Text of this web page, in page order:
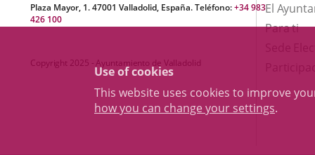
Use of cookies
This website uses cookies to improve
how you can change your settings.
Plaza Mayor, 1. 47001 Valladolid, España. Teléfono:+34 983
426 100
Copyright 2025 - Ayuntamiento de Valladolid
El
Para ti